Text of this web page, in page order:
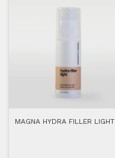
MAGNA HYDRA FILLER LIGHT